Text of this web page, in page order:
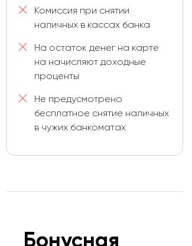
Комиссия при снятии
наличных в кассах банка
На остаток денег на карте
на начисляют доходные
проценты
Не предусмотрено
бесплатное снятие наличных
в чужих банкоматах
Бонусная